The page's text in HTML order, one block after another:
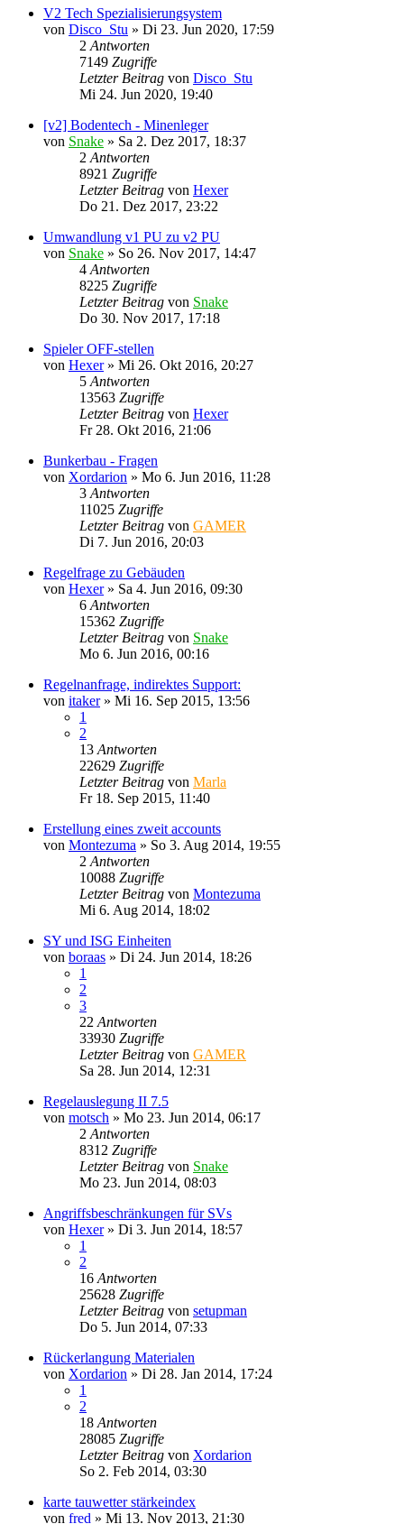
V2 Tech Spezialisierungsystem
von Disco_Stu » Di 23. Jun 2020, 17:59
2 Antworten
7149 Zugriffe
Letzter Beitrag von Disco_Stu
Mi 24. Jun 2020, 19:40
[v2] Bodentech - Minenleger
von Snake » Sa 2. Dez 2017, 18:37
2 Antworten
8921 Zugriffe
Letzter Beitrag von Hexer
Do 21. Dez 2017, 23:22
Umwandlung v1 PU zu v2 PU
von Snake » So 26. Nov 2017, 14:47
4 Antworten
8225 Zugriffe
Letzter Beitrag von Snake
Do 30. Nov 2017, 17:18
Spieler OFF-stellen
von Hexer» Mi 26. Okt 2016, 20:27
5 Antworten
13563 Zugriffe
Letzter Beitrag von Hexer
Fr 28. Okt 2016, 21:06
Bunkerbau - Fragen
von Xordarion » Mo 6. Jun 2016, 11:28
3 Antworten
11025 Zugriffe
Letzter Beitrag von GAMER
Di 7. Jun 2016, 20:03
Regelfrage zu Gebäuden
von Hexer» Sa 4. Jun 2016, 09:30
6 Antworten
15362 Zugriffe
Letzter Beitrag von Snake
Mo 6. Jun 2016, 00:16
Regelnanfrage, indirektes Support:
von itaker» Mi 16. Sep 2015, 13:56
1
2
13 Antworten
22629 Zugriffe
Letzter Beitrag von Marla
Fr 18. Sep 2015, 11:40
Erstellung eines zweit accounts
von Montezuma » So 3. Aug 2014, 19:55
2 Antworten
10088 Zugriffe
Letzter Beitrag von Montezuma
Mi 6. Aug 2014, 18:02
SY und ISG Einheiten
von boraas » Di 24. Jun 2014, 18:26
1
2
3
22 Antworten
33930 Zugriffe
Letzter Beitrag von GAMER
Sa 28. Jun 2014, 12:31
Regelauslegung II 7.5
von motsch » Mo 23. Jun 2014, 06:17
2 Antworten
8312 Zugriffe
Letzter Beitrag von Snake
Mo 23. Jun 2014, 08:03
Angriffsbeschränkungen für SVs
von Hexer» Di 3. Jun 2014, 18:57
1
2
16 Antworten
25628 Zugriffe
Letzter Beitrag von setupman
Do 5. Jun 2014, 07:33
Rückerlangung Materialen
von Xordarion » Di 28. Jan 2014, 17:24
1
2
18 Antworten
28085 Zugriffe
Letzter Beitrag von Xordarion
So 2. Feb 2014, 03:30
karte tauwetter stärkeindex
von fred » Mi 13. Nov 2013, 21:30